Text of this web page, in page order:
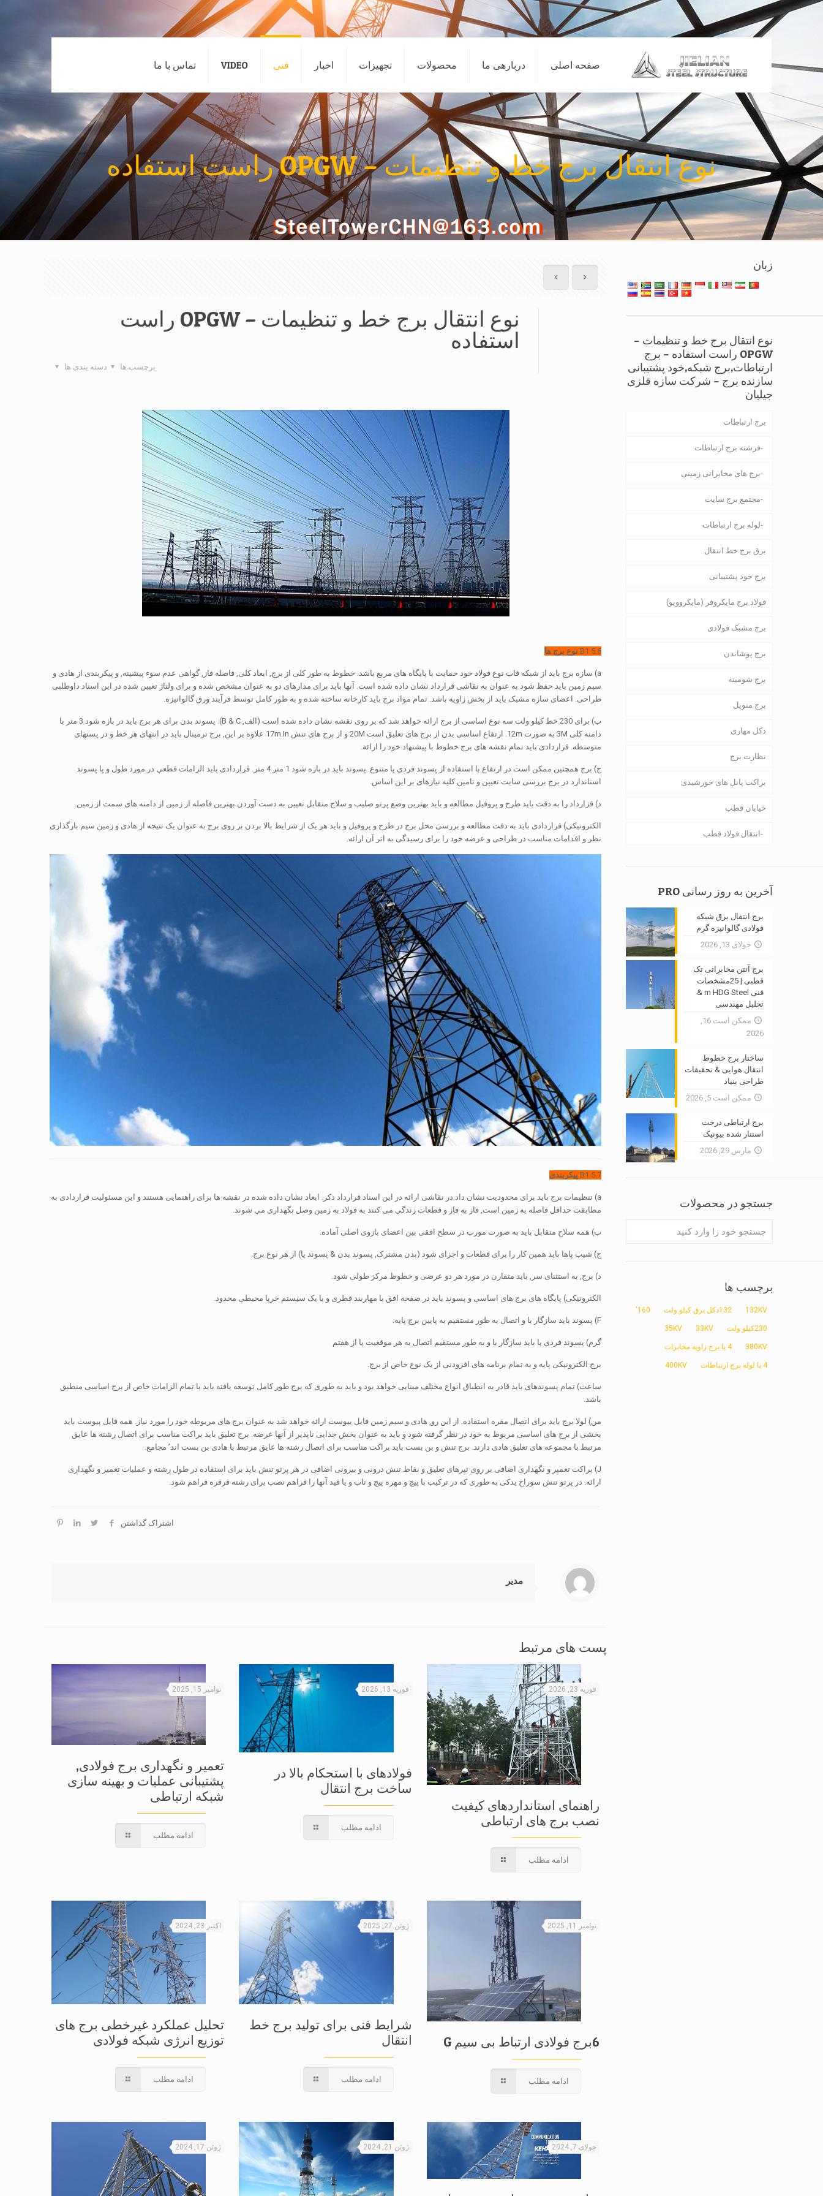
صفحه اصلی دربارهی ما محصولات تجهیزات اخبار فنی VIDEO تماس با ما
نوع انتقال برج خط و تنظیمات – OPGW راست استفاده
نوع انتقال برج خط و تنظیمات – OPGW راست
استفاده
دسته بندی ها برچسب ها
B1.5.6نوع برج ها
a) سازه برج باید از شبکه قاب نوع فولاد خود حمایت با پایگاه های مربع باشد. خطوط به طور کلی از برج, ابعاد کلی, فاصله فاز, گواهی عدم سوء پیشینه, و پیکربندی از هادی و
سیم زمین باید حفظ شود به عنوان به نقاشی قرارداد نشان داده شده است. آنها باید برای مدارهای دو به عنوان مشخص شده و برای ولتاژ تعیین شده در این اسناد داوطلبی
طراحی. اعضای سازه مشبک باید از بخش زاویه باشد. تمام مواد برج باید کارخانه ساخته شده و به طور کامل توسط فرآیند ورق گالوانیزه.
ب) برای 230 خط کیلو ولت سه نوع اساسی از برج ارائه خواهد شد که بر روی نقشه نشان داده شده است (الف, B & C). پسوند بدن برای هر برج باید در بازه شود 3 متر با
دامنه کلی 3M به صورت 12m. ارتفاع اساسی بدن از برج های تعلیق است 20M و از برج های تنش 17m.In علاوه بر این, برج ترمینال باید در انتهای هر خط و در پستهای
متوسطه. قراردادی باید تمام نقشه های برج خطوط با پیشنهاد خود را ارائه.
ج) برج همچنین ممکن است در ارتفاع با استفاده از پسوند فردی پا متنوع. پسوند باید در بازه شود 1 متر 4 متر. قراردادی باید الزامات قطعی در مورد طول و پا پسوند
استاندارد در برج بررسی سایت تعیین و تامین کلیه نیازهای بر این اساس.
د) قرارداد را به دقت باید طرح و پروفیل مطالعه و باید بهترین وضع پرتو صلیب و سلاح متقابل تعیین به دست آوردن بهترین فاصله از زمین از دامنه های سمت از زمین.
الکترونیکی) قراردادی باید به دقت مطالعه و بررسی محل برج در طرح و پروفیل و باید هر یک از شرایط بالا بردن بر روی برج به عنوان یک نتیجه از هادی و زمین سیم بارگذاری
نظر و اقدامات مناسب در طراحی و عرضه خود را برای رسیدگی به اثر آن ارائه.
B1.5.7 پیکربندی
a) تنظیمات برج باید برای محدودیت نشان داد در نقاشی ارائه در این اسناد قرارداد ذکر. ابعاد نشان داده شده در نقشه ها برای راهنمایی هستند و این مسئولیت قراردادی به
مطابقت حداقل فاصله به زمین است, فاز به فاز و قطعات زندگی می کنند به فولاد به زمین وصل نگهداری می شوند.
ب) همه سلاح متقابل باید به صورت مورب در سطح افقی بین اعضای بازوی اصلی آماده.
ج) شیب پاها باید همین کار را برای قطعات و اجزای شود (بدن مشترک, پسوند بدن & پسوند پا) از هر نوع برج.
د) برج, به استثنای سر, باید متقارن در مورد هر دو عرضی و خطوط مرکز طولی شود.
الکترونیکی) پایگاه های برج های اساسی و پسوند باید در صفحه افق با مهاربند قطری و یا یک سیستم خرپا محیطی محدود.
F) پسوند باید سازگار با و اتصال به طور مستقیم به پایین برج پایه.
گرم) پسوند فردی پا باید سازگار با و به طور مستقیم اتصال به هر موقعیت پا از هفتم
برج الکترونیکی پایه و به تمام برنامه های افزودنی از یک نوع خاص از برج.
ساعت) تمام پسوندهای باید قادر به انطباق انواع مختلف مبنایی خواهد بود و باید به طوری که برج طور کامل توسعه یافته باید با تمام الزامات خاص از برج اساسی منطبق
باشد.
من) لولا برج باید برای اتصال مقره استفاده. از این رو, هادی و سیم زمین فایل پیوست ارائه خواهد شد به عنوان برج های مربوطه خود را مورد نیاز. همه فایل پیوست باید
بخشی از برج های اساسی مربوط به خود در نظر گرفته شود و باید به عنوان بخش جدایی ناپذیر از آنها عرضه. برج تعلیق باید براکت مناسب برای اتصال رشته ها عایق
مرتبط با مجموعه های تعلیق هادی دارند. برج تنش و بن بست باید براکت مناسب برای اتصال رشته ها عایق مرتبط با هادی بن بست اند’ مجامع.
J) براکت تعمیر و نگهداری اضافی بر روی تیرهای تعلیق و نقاط تنش درونی و بیرونی اضافی در هر پرتو تنش باید برای استفاده در طول رشته و عملیات تعمیر و نگهداری
ارائه. در پرتو تنش سوراخ یدکی به طوری که در ترکیب با پیچ و مهره پیچ و تاب و یا قید آنها را فراهم نصب برای رشته قرقره فراهم شود.
اشتراک گذاشتن
مدیر
پست های مرتبط
فوریه 23, 2026
راهنمای استانداردهای کیفیت
نصب برج های ارتباطی
ادامه مطلب
فوریه 13, 2026
فولادهای با استحکام بالا در
ساخت برج انتقال
ادامه مطلب
نوامبر 15, 2025
تعمیر و نگهداری برج فولادی,
پشتیبانی عملیات و بهینه سازی
شبکه ارتباطی
ادامه مطلب
نوامبر 11, 2025
6برج فولادی ارتباط بی سیم G
ادامه مطلب
ژوئن 27, 2025
شرایط فنی برای تولید برج خط
انتقال
ادامه مطلب
اکتبر 23, 2024
تحلیل عملکرد غیرخطی برج های
توزیع انرژی شبکه فولادی
ادامه مطلب
جولای 7, 2024 ژوئن 21, 2024 ژوئن 17, 2024
زبان
نوع انتقال برج خط و تنظیمات –
OPGW راست استفاده – برج
ارتباطات,برج شبکه,خود پشتیبانی
سازنده برج – شرکت سازه فلزی
جیلیان
برج ارتباطات
فرشته برج ارتباطات
برج های مخابراتی زمینی
مجتمع برج سایت
لوله برج ارتباطات
برق برج خط انتقال
برج خود پشتیبانی
فولاد برج مایکروفر (مایکروویو)
برج مشبک فولادی
برج پوشاندن
برج شومینه
برج منوپل
دکل مهاری
نظارت برج
براکت پانل های خورشیدی
خیابان قطب
انتقال فولاد قطب
آخرین به روز رسانی PRO
برج انتقال برق شبکه
فولادی گالوانیزه گرم
جولای 13, 2026
برج آنتن مخابراتی تک
قطبی | 25مشخصات
فنی m HDG Steel &
تحلیل مهندسی
ممکن است 16,
2026
ساختار برج خطوط
انتقال هوایی & تحقیقات
طراحی بنیاد
ممکن است 5, 2026
برج ارتباطی درخت
استتار شده بیونیک
مارس 29, 2026
جستجو در محصولات
برچسب ها
132KV 132دکل برق کیلو ولت 160'
230کیلو ولت 33KV
35KV
380KV 4 پا برج زاویه مخابرات
4 پا لوله برج ارتباطات 400KV